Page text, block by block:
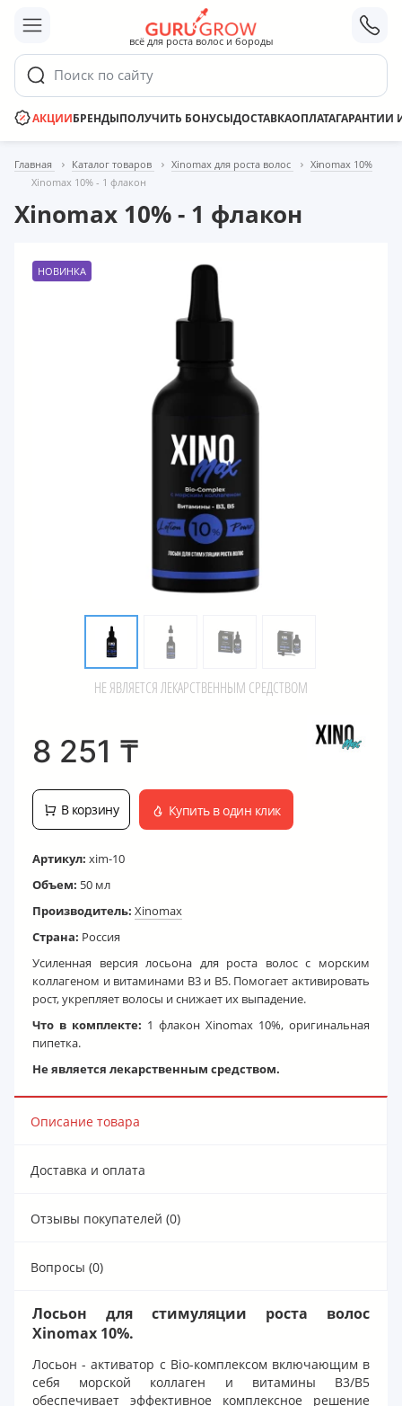
всё для роста волос и бороды
Поиск по сайту
АКЦИИБРЕНДЫПОЛУЧИТЬ БОНУСЫДОСТАВКАОПЛАТАГАРАНТИИ
Главная Каталог товаров Xinomax для роста волос
Xinomax 10%
Xinomаx 10% - 1 флакон
Xinomаx 10% - 1 флакон
НОВИНКА
НЕ ЯВЛЯЕТСЯ ЛЕКАРСТВЕННЫМ СРЕДСТВОМ
8 251 ₸
В корзину Купить в один клик
Артикул: xim-10
Объем: 50 мл
Производитель: Xinomax
Страна: Россия
Усиленная версия лосьона для роста волос с морским
коллагеном и витаминами B3 и B5. Помогает активировать
рост, укрепляет волосы и снижает их выпадение.
Что в комплекте: 1 флакон Xinomаx 10%, оригинальная
пипетка.
Не является лекарственным средством.
Описание товара
Доставка и оплата
Отзывы покупателей (0)
Вопросы (0)
Лосьон для стимуляции роста волос
Xinomаx 10%.
Лосьон - активатор с Bio-комплексом включающим в
себя морской коллаген и витамины B3/B5
обеспечивает эффективное комплексное решение